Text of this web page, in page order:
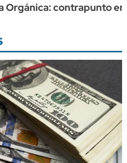
Orgánica: contrapunto